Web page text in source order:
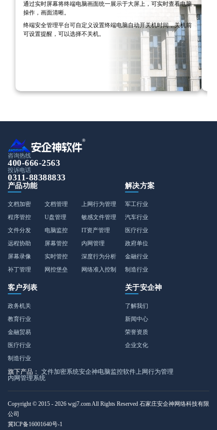
通过实时屏幕将终端电脑画面统一展示于大屏上，可实时查看电脑
操作，画面清晰。
终端安全管理平台可自定义设置终端电脑自动开关机时间，关机前
可设置提醒，可以选择不关机。
咨询热线
400-666-2563
投诉电话
0311-88388833
产品功能
文档加密
程序管控
文件分发
远程协助
屏幕录像
补丁管理
文档管理
U盘管理
电脑监控
屏幕管控
实时管控
网控堡垒
上网行为管理
敏感文件管理
IT资产管理
内网管理
深度行为分析
网络准入控制
解决方案
军工行业
汽车行业
医疗行业
政府单位
金融行业
制造行业
客户列表
政务机关
教育行业
金融贸易
医疗行业
制造行业
关于安企神
了解我们
新闻中心
荣誉资质
企业文化
旗下产品： 文件加密系统安企神电脑监控软件 上网行为管理
内网管理系统
Copyright © 2015 - 2026 wgj7.com All Rights Reserved 石家庄安企神网络科技有限
公司
冀ICP备16001640号-1